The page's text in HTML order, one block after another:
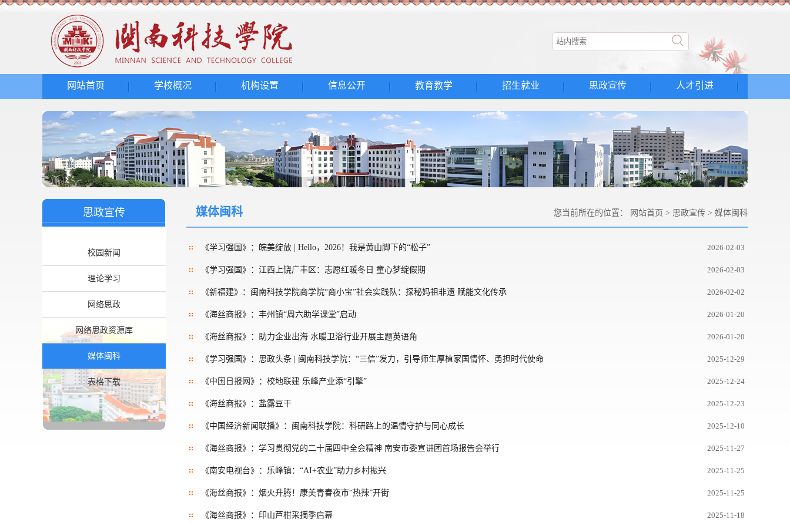
网站首页 学校概况 机构设置 信息公开 教育教学 招生就业 思政宣传 人才引进
思政宣传
校园新闻
理论学习
网络思政
网络思政资源库
媒体闽科
表格下载
媒体闽科 您当前所在的位置： 网站首页 > 思政宣传 > 媒体闽科
《学习强国》：皖美绽放 | Hello，2026！我是黄山脚下的“松子” 2026-02-03
《学习强国》：江西上饶广丰区：志愿红暖冬日 童心梦绽假期 2026-02-03
《新福建》：闽南科技学院商学院“商小宝”社会实践队：探秘妈祖非遗 赋能文化传承 2026-02-02
《海丝商报》：丰州镇“周六助学课堂”启动 2026-01-20
《海丝商报》：助力企业出海 水暖卫浴行业开展主题英语角 2026-01-20
《学习强国》：思政头条 | 闽南科技学院：“三信”发力，引导师生厚植家国情怀、勇担时代使命 2025-12-29
《中国日报网》：校地联建 乐峰产业添“引擎” 2025-12-24
《海丝商报》：盐露豆干 2025-12-23
《中国经济新闻联播》：闽南科技学院：科研路上的温情守护与同心成长 2025-12-10
《海丝商报》：学习贯彻党的二十届四中全会精神 南安市委宣讲团首场报告会举行 2025-11-27
《南安电视台》：乐峰镇：“AI+农业”助力乡村振兴 2025-11-25
《海丝商报》：烟火升腾！康美青春夜市“热辣”开街 2025-11-25
《海丝商报》：印山芦柑采摘季启幕 2025-11-18